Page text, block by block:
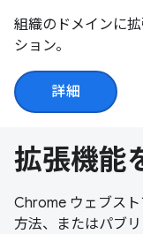
組織のドメインに
ション。
詳細
拡張機能
Chrome ウェブス
方法、またはパブ